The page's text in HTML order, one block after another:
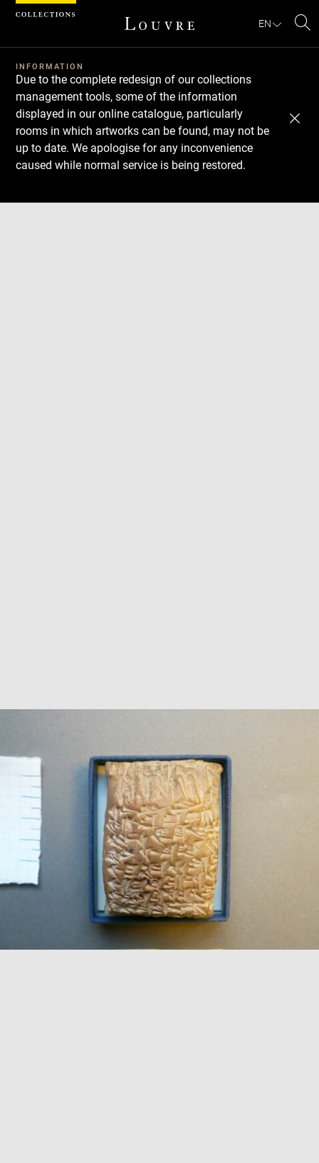
EN
INFORMATION
Due to the complete redesign of our collections
management tools, some of the information
displayed in our online catalogue, particularly
rooms in which artworks can be found, may not be
up to date. We apologise for any inconvenience
caused while normal service is being restored.
Download
Next
Previous
Cookies management panel